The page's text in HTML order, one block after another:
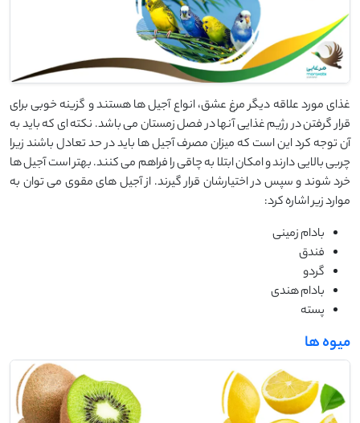
غذای مورد علاقه دیگر مرغ عشق، انواع آجیل ها هستند و گزینه خوبی برای
قرار گرفتن در رژیم غذایی آنها در فصل زمستان می باشد. نکته ای که باید به
آن توجه کرد این است که میزان مصرف آجیل ها باید در حد تعادل باشند زیرا
چربی بالایی دارند و امکان ابتلا به چاقی را فراهم می کنند. بهتر است آجیل ها
خرد شوند و سپس در اختیارشان قرار گیرند. از آجیل های مقوی می توان به
موارد زیر اشاره کرد:
بادام زمینی
فندق
گردو
بادام هندی
پسته
میوه ها